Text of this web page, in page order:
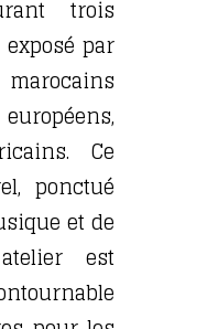
trois
par
Ce
ponctué
et de
est